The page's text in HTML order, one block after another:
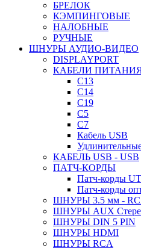
БРЕЛОК
КЭМПИНГОВЫЕ
НАЛОБНЫЕ
РУЧНЫЕ
ШНУРЫ АУДИО-ВИДЕО
DISPLAYPORT
КАБЕЛИ
C13
C14
C19
C5
C7
Кабель USB
КАБЕЛЬ USB - USB
ПАТЧ-КОРДЫ
Патч-корды
Патч-корды
ШНУРЫ 3.5 мм -
ШНУРЫ AUX
ШНУРЫ DIN 5 PIN
ШНУРЫ HDMI
ШНУРЫ RCA